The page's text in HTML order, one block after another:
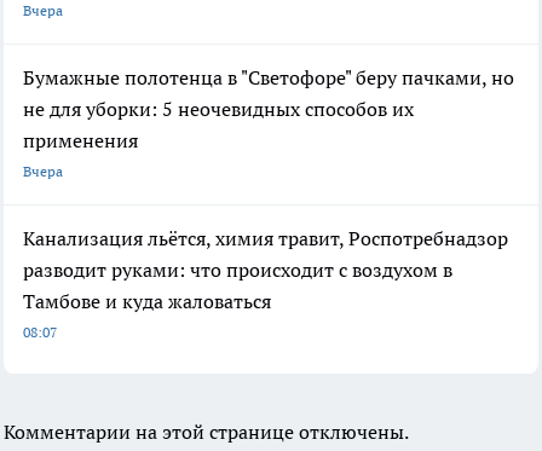
Вчера
Бумажные полотенца в "Светофоре" беру пачками, но
не для уборки: 5 неочевидных способов их
применения
Вчера
Канализация льётся, химия травит, Роспотребнадзор
разводит руками: что происходит с воздухом в
Тамбове и куда жаловаться
08:07
Комментарии на этой странице отключены.